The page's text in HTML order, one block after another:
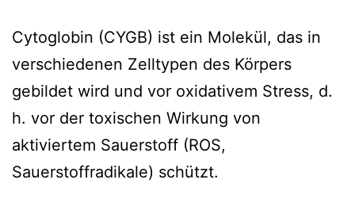
Cytoglobin (CYGB) ist ein Molekül, das in
verschiedenen Zelltypen des Körpers
gebildet wird und vor oxidativem Stress, d.
h. vor der toxischen Wirkung von
aktiviertem Sauerstoff (ROS,
Sauerstoffradikale) schützt.